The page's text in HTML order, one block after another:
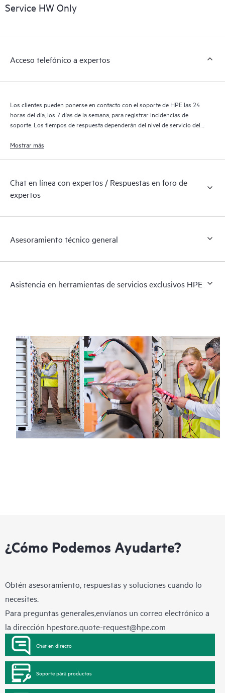
de HPE cubiertos por el servicio HPE Tech Care. Los clientes
distintos productos instalados en sus entornos y cómo
permiten a los clientes realizar determinadas actividades sin
proporcionan, además, un portal de recursos de conocimiento
los recursos de HPE, que impulsan la excelencia de las
operaciones y optimizan el rendimiento, del extremo a la nube.
Service HW Only
Acceso telefónico a expertos
Los clientes pueden ponerse en contacto con el soporte de HPE las 24
horas del día, los 7 días de la semana, para registrar incidencias de
soporte. Los tiempos de respuesta dependerán del nivel de servicio del
Mostrar más
Chat en línea con expertos / Respuestas en foro de
expertos
Asesoramiento técnico general
Asistencia en herramientas de servicios exclusivos HPE
¿Cómo Podemos Ayudarte?
Obtén asesoramiento, respuestas y soluciones cuando lo
necesites.
Para preguntas generales,envíanos un correo electrónico a
la dirección hpestore.quote-request@hpe.com
Chat en directo
Soporte para productos